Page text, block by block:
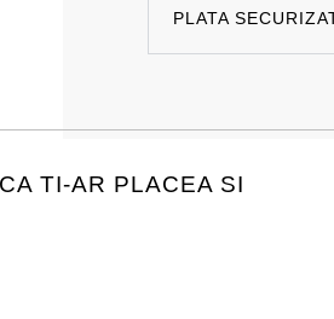
PLATA
TI-AR PLACEA SI